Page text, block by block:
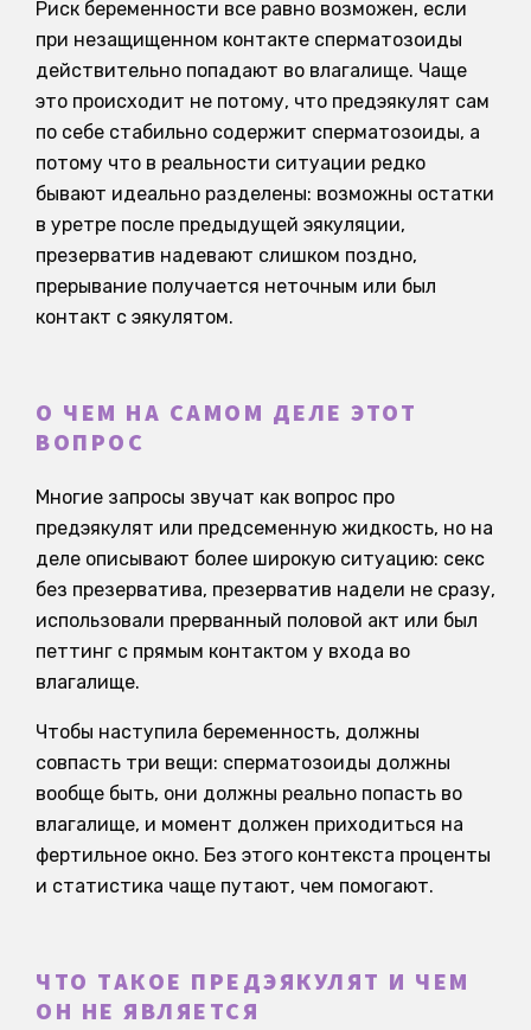
Риск беременности все равно возможен, если
при незащищенном контакте сперматозоиды
действительно попадают во влагалище. Чаще
это происходит не потому, что предэякулят сам
по себе стабильно содержит сперматозоиды, а
потому что в реальности ситуации редко
бывают идеально разделены: возможны остатки
в уретре после предыдущей эякуляции,
презерватив надевают слишком поздно,
прерывание получается неточным или был
контакт с эякулятом.
О ЧЕМ НА САМОМ ДЕЛЕ ЭТОТ
ВОПРОС
Многие запросы звучат как вопрос про
предэякулят или предсеменную жидкость, но на
деле описывают более широкую ситуацию: секс
без презерватива, презерватив надели не сразу,
использовали прерванный половой акт или был
петтинг с прямым контактом у входа во
влагалище.
Чтобы наступила беременность, должны
совпасть три вещи: сперматозоиды должны
вообще быть, они должны реально попасть во
влагалище, и момент должен приходиться на
фертильное окно. Без этого контекста проценты
и статистика чаще путают, чем помогают.
ЧТО ТАКОЕ ПРЕДЭЯКУЛЯТ И ЧЕМ
ОН НЕ ЯВЛЯЕТСЯ